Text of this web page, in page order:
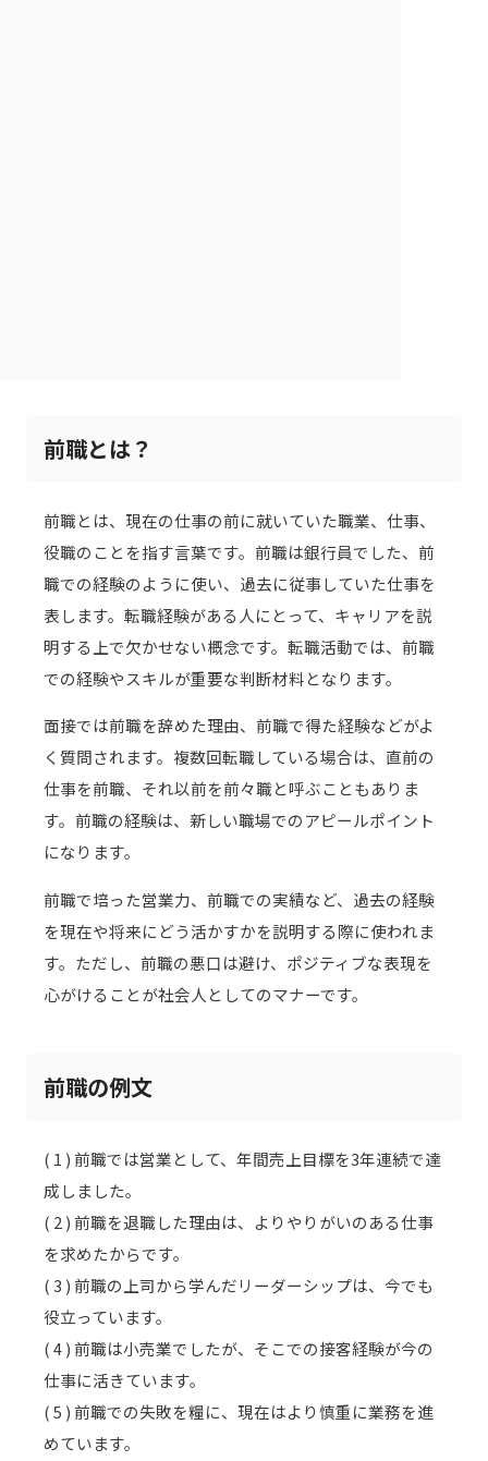
前職とは？
前職とは、現在の仕事の前に就いていた職業、仕事、
役職のことを指す言葉です。前職は銀行員でした、前
職での経験のように使い、過去に従事していた仕事を
表します。転職経験がある人にとって、キャリアを説
明する上で欠かせない概念です。転職活動では、前職
での経験やスキルが重要な判断材料となります。
面接では前職を辞めた理由、前職で得た経験などがよ
く質問されます。複数回転職している場合は、直前の
仕事を前職、それ以前を前々職と呼ぶこともありま
す。前職の経験は、新しい職場でのアピールポイント
になります。
前職で培った営業力、前職での実績など、過去の経験
を現在や将来にどう活かすかを説明する際に使われま
す。ただし、前職の悪口は避け、ポジティブな表現を
心がけることが社会人としてのマナーです。
前職の例文
( 1 ) 前職では営業として、年間売上目標を3年連続で達
成しました。
( 2 ) 前職を退職した理由は、よりやりがいのある仕事
を求めたからです。
( 3 ) 前職の上司から学んだリーダーシップは、今でも
役立っています。
( 4 ) 前職は小売業でしたが、そこでの接客経験が今の
仕事に活きています。
( 5 ) 前職での失敗を糧に、現在はより慎重に業務を進
めています。